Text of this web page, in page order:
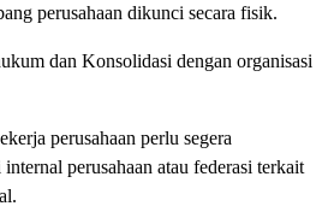
perusahaan dikunci secara fisik.
dan Konsolidasi dengan organisasi
perusahaan perlu segera
perusahaan atau federasi terkait